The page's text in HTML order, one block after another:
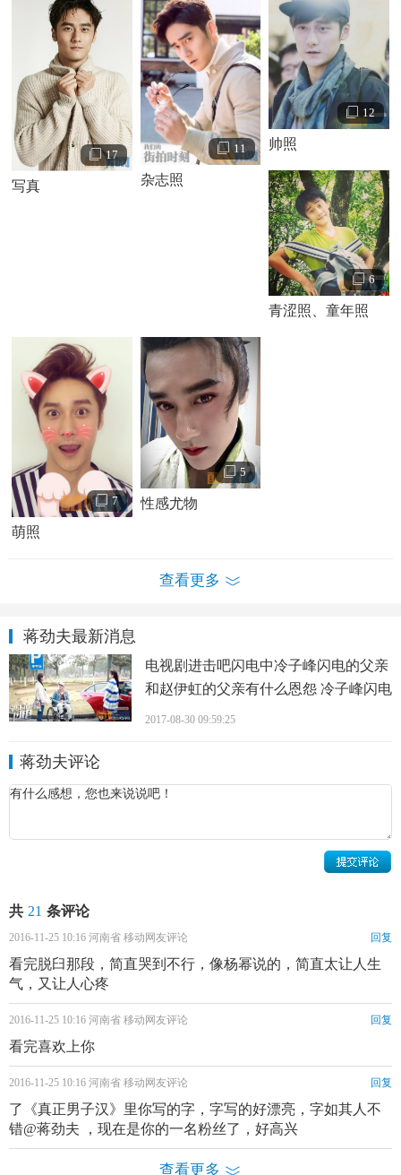
蒋劲夫写真 蒋劲夫个人经历及家庭背景介绍
蒋劲夫的家庭背景
蒋劲夫的爸爸叫蒋春来。网友发现“蒋春来”在湖南有三
家公司，两家在长沙，但是不排除是同名同姓，疑是家族企
业，蒋劲夫老爸出资千万，看来是相当壕！
蒋劲夫在他的博客中提及，他的父亲是一名商人，经常
说，无论是考上戏还是拍戏回来，只有父母接送而已。由此
蒋劲夫的早期经历
蒋劲夫高中时学习体育，就读于湖南长沙市雅礼中学，
曾是国家专业二级运动员。
2009年考入上海戏剧学院表演系本科。同年8月蒋劲夫为
6日参与湖南经济电视台《白日梦工厂》节目录制。10月，蒋
劲夫受北京雪漫文化公司邀请，参与作家饶雪漫青春疼痛系
2015年8月，有网友在东京涩谷区的街头，看见蒋劲夫与
一位长发美女一起逛街，行为举止十分亲昵。经辨图后发
透露两人在一起已长达5年，但蒋劲夫一直对外宣称两人只是
朋友、同学关系。
17
写真
11
杂志照
12
帅照
6
青涩照、童年照
7
萌照
5
性感尤物
查看更多
蒋劲夫最新消息
电视剧进击吧闪电中冷子峰闪电的父亲
和赵伊虹的父亲有什么恩怨 冷子峰闪电
的父亲为什么身体不好
2017-08-30 09:59:25
蒋劲夫评论
共 21 条评论
2016-11-25 10:16 河南省 移动网友评论 回复
看完脱臼那段，简直哭到不行，像杨幂说的，简直太让人生
气，又让人心疼
2016-11-25 10:16 河南省 移动网友评论 回复
看完喜欢上你
2016-11-25 10:16 河南省 移动网友评论 回复
了《真正男子汉》里你写的字，字写的好漂亮，字如其人不
错@蒋劲夫 ，现在是你的一名粉丝了，好高兴
查看更多